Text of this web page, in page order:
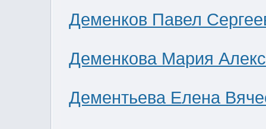
Деменков Павел
Деменкова Мария
Дементьева Елена